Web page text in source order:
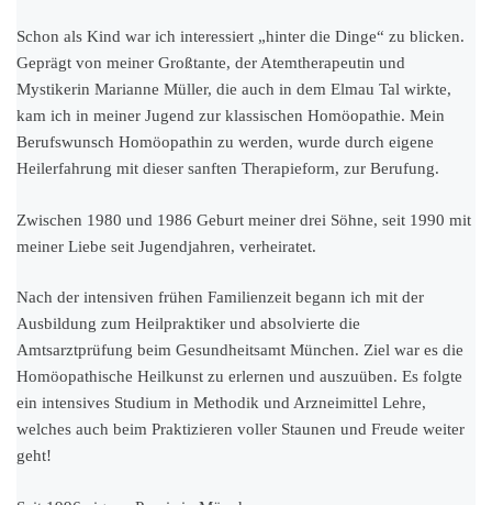
Schon als Kind war ich interessiert „hinter die Dinge“ zu blicken.
Geprägt von meiner Großtante, der Atemtherapeutin und
Mystikerin Marianne Müller, die auch in dem Elmau Tal wirkte,
kam ich in meiner Jugend zur klassischen Homöopathie. Mein
Berufswunsch Homöopathin zu werden, wurde durch eigene
Heilerfahrung mit dieser sanften Therapieform, zur Berufung.
Zwischen 1980 und 1986 Geburt meiner drei Söhne, seit 1990 mit
meiner Liebe seit Jugendjahren, verheiratet.
Nach der intensiven frühen Familienzeit begann ich mit der
Ausbildung zum Heilpraktiker und absolvierte die
Amtsarztprüfung beim Gesundheitsamt München. Ziel war es die
Homöopathische Heilkunst zu erlernen und auszuüben. Es folgte
ein intensives Studium in Methodik und Arzneimittel Lehre,
welches auch beim Praktizieren voller Staunen und Freude weiter
geht!